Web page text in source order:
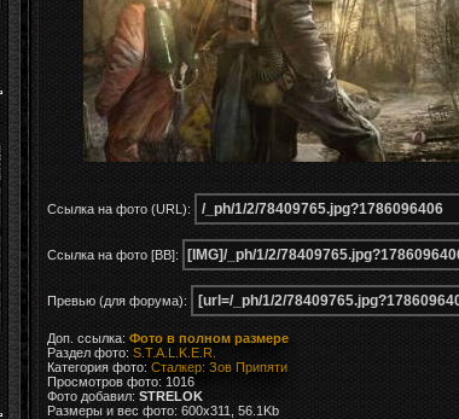
Ссылка на фото (URL):
Ссылка на фото [BB]:
Превью (для форума):
Доп. ссылка: Фото в полном размере
Раздел фото: S.T.A.L.K.E.R.
Категория фото: Сталкер: Зов Припяти
Просмотров фото: 1016
Фото добавил: STRELOK
Размеры и вес фото: 600x311, 56.1Kb